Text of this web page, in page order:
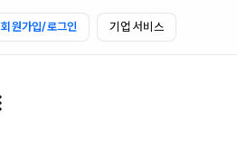
회원가입/로그인 기업 서비스